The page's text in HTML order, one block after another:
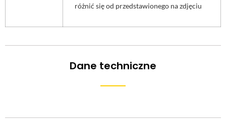
różnić się od przedstawionego na zdjęciu
Dane techniczne